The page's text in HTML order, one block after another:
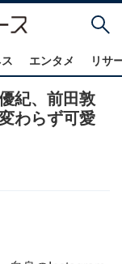
エンタメ リサ
紀、前田敦
わらず可愛